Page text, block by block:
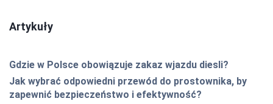
Artykuły
Gdzie w Polsce obowiązuje zakaz wjazdu diesli?
Jak wybrać odpowiedni przewód do prostownika, by
zapewnić bezpieczeństwo i efektywność?